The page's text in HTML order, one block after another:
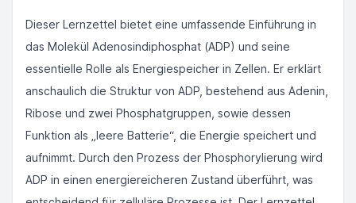
Dieser Lernzettel bietet eine umfassende Einführung in
das Molekül Adenosindiphosphat (ADP) und seine
essentielle Rolle als Energiespeicher in Zellen. Er erklärt
anschaulich die Struktur von ADP, bestehend aus Adenin,
Ribose und zwei Phosphatgruppen, sowie dessen
Funktion als „leere Batterie“, die Energie speichert und
aufnimmt. Durch den Prozess der Phosphorylierung wird
ADP in einen energiereicheren Zustand überführt, was